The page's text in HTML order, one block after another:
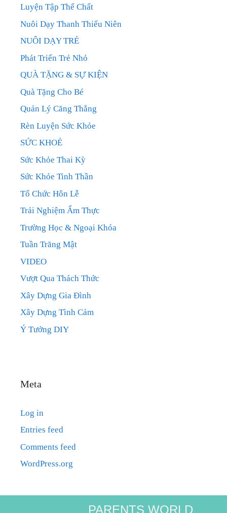
Luyện Tập Thể Chất
Nuôi Dạy Thanh Thiếu Niên
NUÔI DẠY TRẺ
Phát Triển Trẻ Nhỏ
QUÀ TẶNG & SỰ KIỆN
Quà Tặng Cho Bé
Quản Lý Căng Thẳng
Rèn Luyện Sức Khỏe
SỨC KHOẺ
Sức Khỏe Thai Kỳ
Sức Khỏe Tinh Thần
Tổ Chức Hôn Lễ
Trải Nghiệm Ẩm Thực
Trường Học & Ngoại Khóa
Tuần Trăng Mật
VIDEO
Vượt Qua Thách Thức
Xây Dựng Gia Đình
Xây Dựng Tình Cảm
Ý Tưởng DIY
Meta
Log in
Entries feed
Comments feed
WordPress.org
PARENTS WORLD